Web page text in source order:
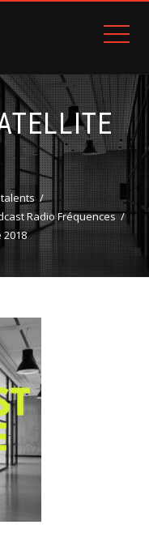
Radio Fréquences